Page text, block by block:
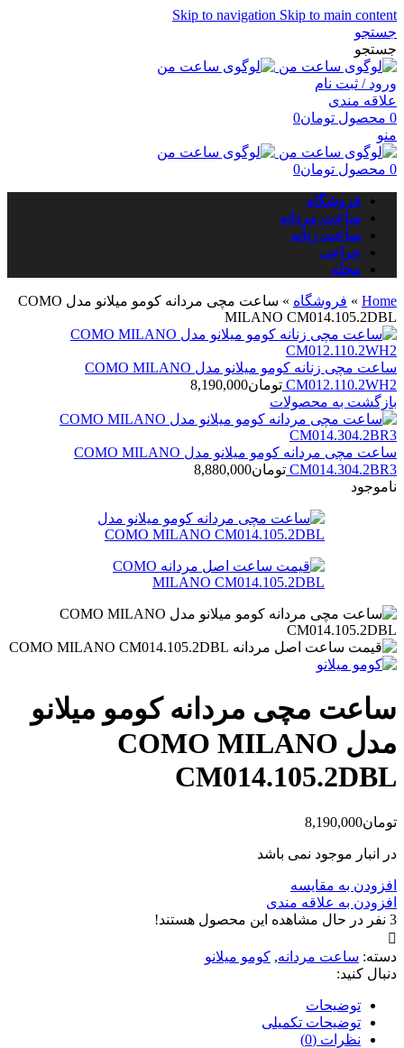
Skip to navigation Skip to main content
جستجو
جستجو
ورود / ثبت نام
علاقه مندی
0 محصول تومان0
منو
0 محصول تومان0
فروشگاه
ساعت مردانه
ساعت زنانه
حراجی
مجله
Home
» فروشگاه »
ساعت مچی مردانه کومو میلانو مدل COMO
MILANO CM014.105.2DBL
ساعت مچی زنانه کومو میلانو مدل COMO MILANO
CM012.110.2WH2 تومان8,190,000
بازگشت به محصولات
ساعت مچی مردانه کومو میلانو مدل COMO MILANO
CM014.304.2BR3 تومان8,880,000
ناموجود
ساعت مچی مردانه کومو میلانو
مدل COMO MILANO
CM014.105.2DBL
تومان8,190,000
در انبار موجود نمی باشد
افزودن به مقایسه
افزودن به علاقه مندی
3 نفر در حال مشاهده این محصول هستند!
دسته: ساعت مردانه, کومو میلانو
دنبال کنید:
توضیحات
توضیحات تکمیلی
نظرات (0)